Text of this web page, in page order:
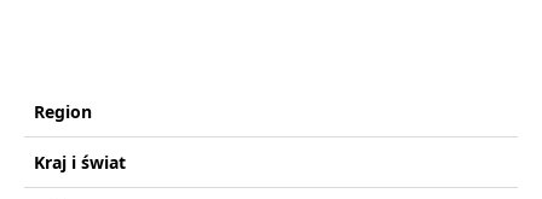
Region
Kraj i świat